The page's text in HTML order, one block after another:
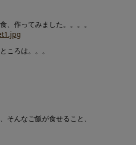
、作ってみました。。。。
ころは。。。
そんなご飯が食せること、